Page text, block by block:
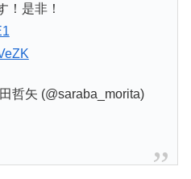
！是非！
矢 (@saraba_morita)